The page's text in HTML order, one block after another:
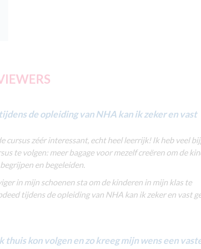
de opleiding van NHA kan ik zeker en vast
cursus zéér interessant, echt heel leerrijk! Ik heb veel
te volgen: meer bagage voor mezelf creëren om de
en begeleiden.
in mijn schoenen sta om de kinderen in mijn klas te
tijdens de opleiding van NHA kan ik zeker en vast
thuis kon volgen en zo kreeg mijn wens een